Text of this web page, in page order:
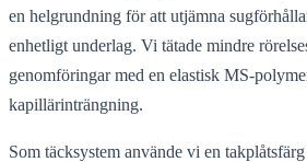
en helgrundning för att utjämna
enhetligt underlag. Vi tätade mindre
genomföringar med en elastisk MS-
kapillärinträngning.
Som täcksystem använde vi en